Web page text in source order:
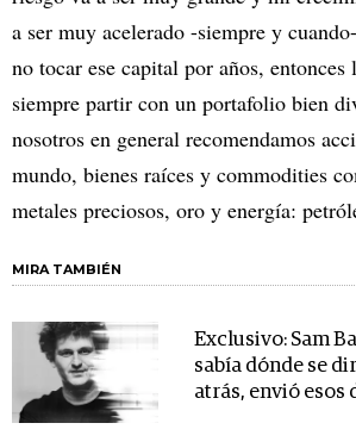
a ser muy acelerado -siempre y
no tocar ese capital por años, entonces
siempre partir con un portafolio bien
nosotros en general recomendamos
mundo, bienes raíces y commodities
metales preciosos, oro y energía:
MIRA TAMBIÉN
Exclusivo: Sam
sabía dónde se
atrás, envió esos